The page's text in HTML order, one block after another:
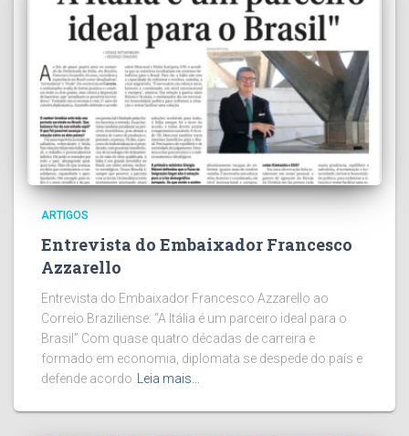
ARTIGOS
Entrevista do Embaixador Francesco
Azzarello
Entrevista do Embaixador Francesco Azzarello ao
Correio Braziliense: “A Itália é um parceiro ideal para o
Brasil” Com quase quatro décadas de carreira e
formado em economia, diplomata se despede do país e
defende acordo Leia mais…